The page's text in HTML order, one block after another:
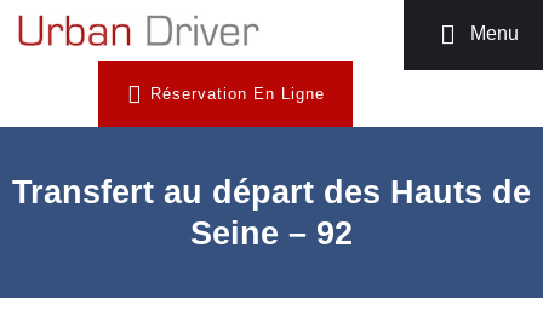
Menu
Réservation En Ligne
Transfert au départ des Hauts de
Seine – 92
MOTO TAXI
TÉLÉCHARGEZ
L’APP
CHAUFFEUR
NOUS